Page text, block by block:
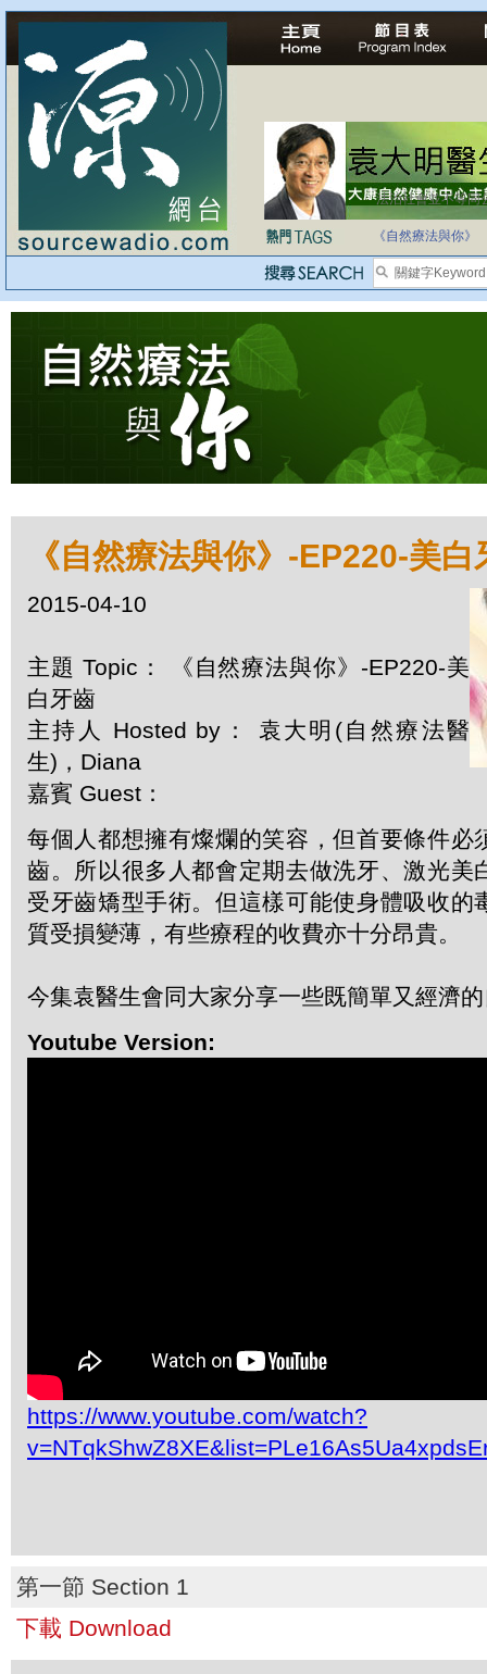
法治社會並不等同
《自然療法與你》
《自然療法與你》-EP220-美白
2015-04-10
主題 Topic： 《自然療法與你》-EP220-美
白牙齒
主持人 Hosted by： 袁大明(自然療法醫
生)，Diana
嘉賓 Guest：
每個人都想擁有燦爛的笑容，但首要條件必
齒。所以很多人都會定期去做洗牙、激光美
受牙齒矯型手術。但這樣可能使身體吸收的
質受損變薄，有些療程的收費亦十分昂貴。
今集袁醫生會同大家分享一些既簡單又經濟
Youtube Version:
https://www.youtube.com/watch?
第一節 Section 1
下載 Download